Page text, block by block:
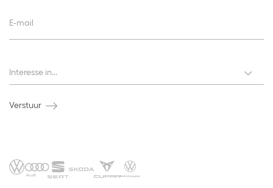
E-mail
Interesse in...
Verstuur